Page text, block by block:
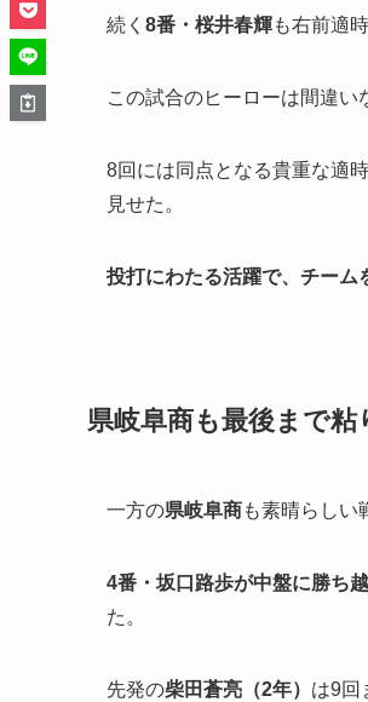
続く 8番・桜井春輝も右前適
この試合のヒーローは間違い
8回には同点となる貴重な適
見せた。
投打にわたる活躍で、チーム
県岐阜商も最後まで粘
一方の県岐阜商も素晴らしい
4番・坂口路歩が中盤に勝ち
た。
先発の柴田蒼亮（2年） は9回